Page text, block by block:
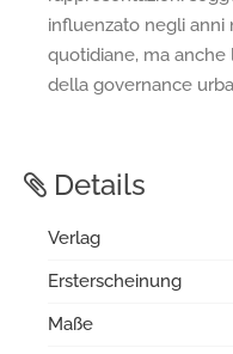
influenzato negli anni
quotidiane, ma anche
della governance
Details
Verlag
Ersterscheinung
Maße